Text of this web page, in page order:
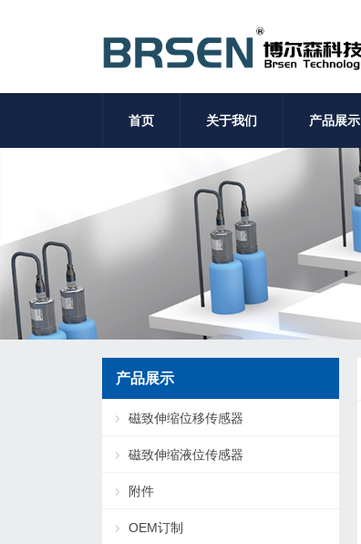
首页 关于我们 产品展示
产品展示
磁致伸缩位移传感器
磁致伸缩液位传感器
附件
OEM订制